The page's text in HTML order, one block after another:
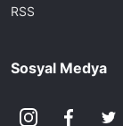
RSS
Sosyal Medya